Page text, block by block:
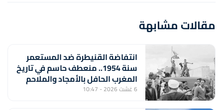
مقالات مشابهة
انتفاضة القنيطرة ضد المستعمر
سنة 1954.. منعطف حاسم في تاريخ
المغرب الحافل بالأمجاد والملاحم
والبطولات
6 غشت 2026 - 10:47